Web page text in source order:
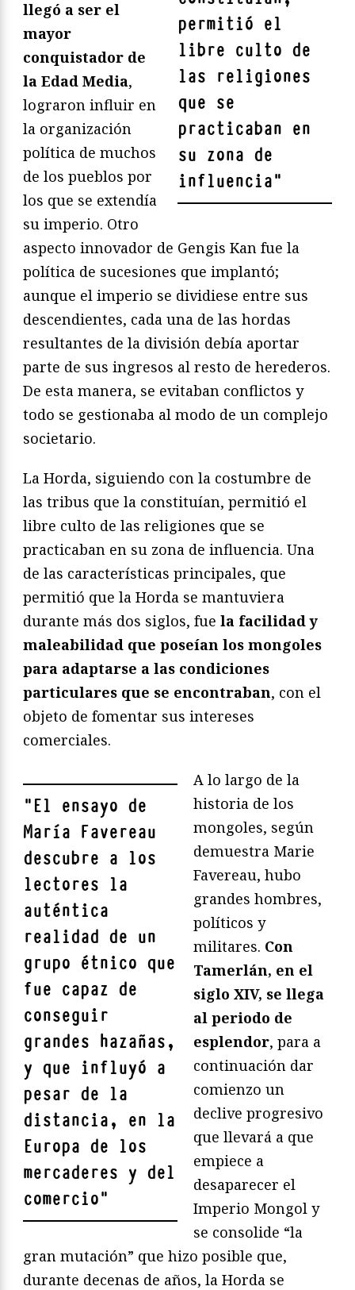
permitió el
libre culto de
las religiones
que se
practicaban en
su zona de
influencia"
llegó a ser el
mayor
conquistador de
la Edad Media,
lograron influir en
la organización
política de muchos
de los pueblos por
los que se extendía
su imperio. Otro
aspecto innovador de Gengis Kan fue la
política de sucesiones que implantó;
aunque el imperio se dividiese entre sus
descendientes, cada una de las hordas
resultantes de la división debía aportar
parte de sus ingresos al resto de herederos.
De esta manera, se evitaban conflictos y
todo se gestionaba al modo de un complejo
societario.
La Horda, siguiendo con la costumbre de
las tribus que la constituían, permitió el
libre culto de las religiones que se
practicaban en su zona de influencia. Una
de las características principales, que
permitió que la Horda se mantuviera
durante más dos siglos, fue la facilidad y
maleabilidad que poseían los mongoles
para adaptarse a las condiciones
particulares que se encontraban, con el
objeto de fomentar sus intereses
comerciales.
"El ensayo de
María Favereau
descubre a los
lectores la
auténtica
realidad de un
grupo étnico que
fue capaz de
conseguir
grandes hazañas,
y que influyó a
pesar de la
distancia, en la
Europa de los
mercaderes y del
comercio"
A lo largo de la
historia de los
mongoles, según
demuestra Marie
Favereau, hubo
grandes hombres,
políticos y
militares. Con
Tamerlán, en el
siglo XIV, se llega
al periodo de
esplendor, para a
continuación dar
comienzo un
declive progresivo
que llevará a que
empiece a
desaparecer el
Imperio Mongol y
se consolide “la
gran mutación” que hizo posible que,
durante decenas de años, la Horda se